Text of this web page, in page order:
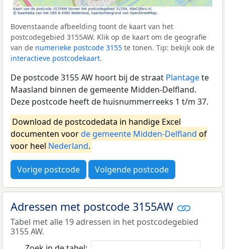
Bovenstaande afbeelding toont de kaart van het
postcodegebied 3155AW. Klik op de kaart om de geografie
van de numerieke postcode 3155 te tonen. Tip: bekijk ook de
interactieve postcodekaart.
De postcode 3155 AW hoort bij de straat Plantagete
Maasland binnen de gemeente Midden-Delfland.
Deze postcode heeft de huisnummerreeks 1 t/m 37.
Download de postcodedata in handige Excel
documenten voorde gemeente Midden-Delfland of
voor heel Nederland.
Vorige postcode Volgende postcode
Adressen met postcode 3155AW
Tabel met alle 19 adressen in het postcodegebied
3155 AW.